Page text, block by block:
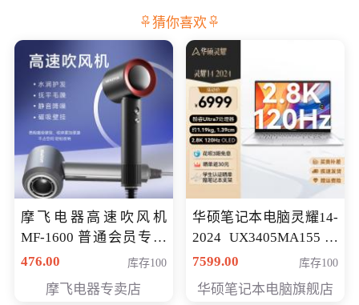
猜你喜欢
摩飞电器高速吹风机
MF-1600 普通会员专享
价298元
476.00 库存100
摩飞电器专卖店
华硕笔记本电脑灵耀14-
2024 UX3405MA155冰
川银 oled 智慧轻薄本 会
7599.00 库存100
华硕笔记本电脑旗舰店